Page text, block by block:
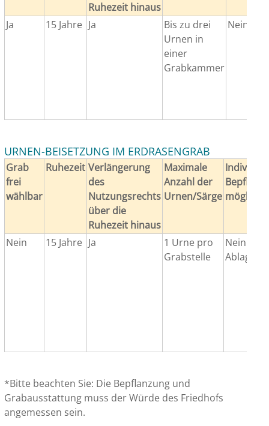
Ruhezeit hinaus
Ja 15 Jahre Ja
Bis zu drei
Urnen in
einer
Grabkammer
Nein
URNEN-BEISETZUNG IM ERDRASENGRAB
Grab
frei
wählbar
Ruhezeit Verlängerung
des
Nutzungsrechts
über die
Ruhezeit hinaus
Maximale
Anzahl der
Urnen/Särge möglich*
Nein 15 Jahre Ja
1 Urne pro
Grabstelle
Nein. Es
*Bitte beachten Sie: Die Bepflanzung und
Grabausstattung muss der Würde des Friedhofs
angemessen sein.